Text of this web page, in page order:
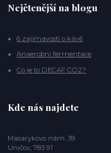
Nejčtenější na blogu
6 zajímavostí o kávě
Anaerobní fermentace
Co je to DECAF CO2?
Kde nás najdete
Masarykovo nám. 39
Uničov, 783 91